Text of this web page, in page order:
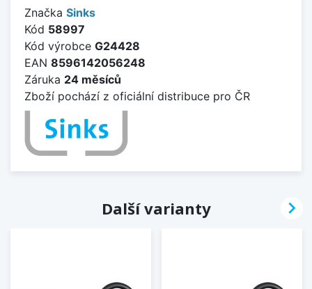
Značka Sinks
Kód 58997
Kód výrobce G24428
EAN 8596142056248
Záruka 24 měsíců
Zboží pochází z oficiální distribuce pro ČR
Další varianty 